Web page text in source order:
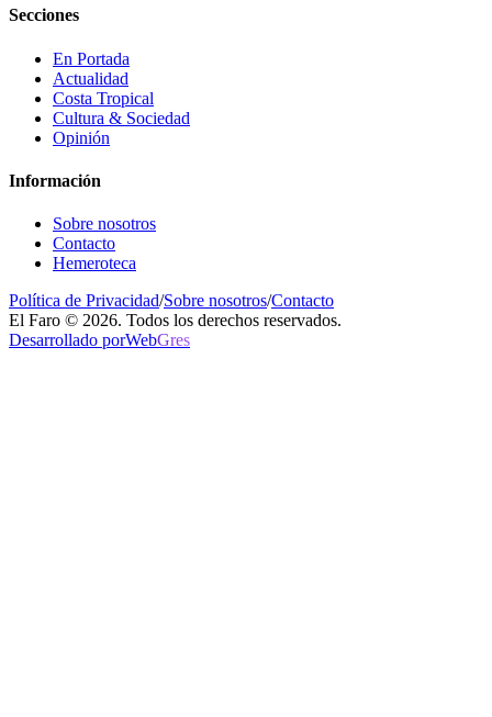
Secciones
En Portada
Actualidad
Costa Tropical
Cultura & Sociedad
Opinión
Información
Sobre nosotros
Contacto
Hemeroteca
Política de Privacidad/Sobre nosotros/Contacto
El Faro © 2026. Todos los derechos reservados.
Desarrollado porWebGres